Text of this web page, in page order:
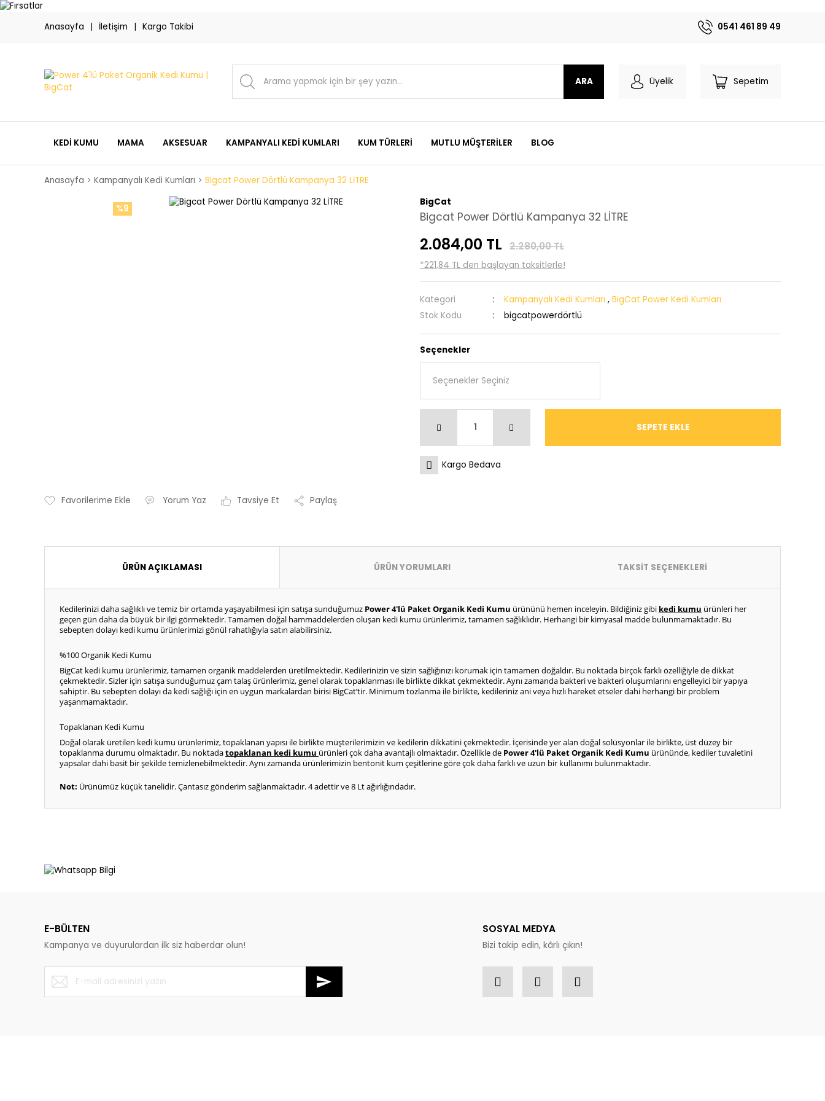
Anasayfa İletişim Kargo Takibi 0541 461 89 49
ARA Üyelik Sepetim
KEDI KUMU MAMA AKSESUAR KAMPANYALI KEDI KUMLARI KUM TÜRLERI MUTLU MÜŞTERILER BLOG
Anasayfa Kampanyalı Kedi Kumları Bigcat Power Dörtlü Kampanya 32 LİTRE
%9
Yorum Yaz Tavsiye Et Paylaş
BigCat
Bigcat Power Dörtlü Kampanya 32 LİTRE
2.084,00 TL 2.280,00 TL
*221,84 TL den başlayan taksitlerle!
Kategori Kampanyalı Kedi Kumları , BigCat Power Kedi Kumları
Stok Kodu
bigcatpowerdörtlü
Seçenekler
SEPETE EKLE
Kargo Bedava
ÜRÜN AÇIKLAMASI ÜRÜN YORUMLARI TAKSİT SEÇENEKLERİ
Kedilerinizi daha sağlıklı ve temiz bir ortamda yaşayabilmesi için satışa sunduğumuz Power 4'lü Paket Organik Kedi Kumu ürününü hemen inceleyin. Bildiğiniz gibi kedi kumu ürünleri her
geçen gün daha da büyük bir ilgi görmektedir. Tamamen doğal hammaddelerden oluşan kedi kumu ürünlerimiz, tamamen sağlıklıdır. Herhangi bir kimyasal madde bulunmamaktadır. Bu
sebepten dolayı kedi kumu ürünlerimizi gönül rahatlığıyla satın alabilirsiniz.
%100 Organik Kedi Kumu
BigCat kedi kumu ürünlerimiz, tamamen organik maddelerden üretilmektedir. Kedilerinizin ve sizin sağlığınızı korumak için tamamen doğaldır. Bu noktada birçok farklı özelliğiyle de dikkat
çekmektedir. Sizler için satışa sunduğumuz çam talaş ürünlerimiz, genel olarak topaklanması ile birlikte dikkat çekmektedir. Aynı zamanda bakteri ve bakteri oluşumlarını engelleyici bir yapıya
sahiptir. Bu sebepten dolayı da kedi sağlığı için en uygun markalardan birisi BigCat’tir. Minimum tozlanma ile birlikte, kedileriniz ani veya hızlı hareket etseler dahi herhangi bir problem
yaşanmamaktadır.
Topaklanan Kedi Kumu
Doğal olarak üretilen kedi kumu ürünlerimiz, topaklanan yapısı ile birlikte müşterilerimizin ve kedilerin dikkatini çekmektedir. İçerisinde yer alan doğal solüsyonlar ile birlikte, üst düzey bir
topaklanma durumu olmaktadır. Bu noktada topaklanan kedi kumu ürünleri çok daha avantajlı olmaktadır. Özellikle de Power 4'lü Paket Organik Kedi Kumu ürününde, kediler tuvaletini
yapsalar dahi basit bir şekilde temizlenebilmektedir. Aynı zamanda ürünlerimizin bentonit kum çeşitlerine göre çok daha farklı ve uzun bir kullanımı bulunmaktadır.
Not: Ürünümüz küçük tanelidir. Çantasız gönderim sağlanmaktadır. 4 adettir ve 8 Lt ağırlığındadır.
E-BÜLTEN
Kampanya ve duyurulardan ilk siz haberdar olun!
SOSYAL MEDYA
Bizi takip edin, kârlı çıkın!